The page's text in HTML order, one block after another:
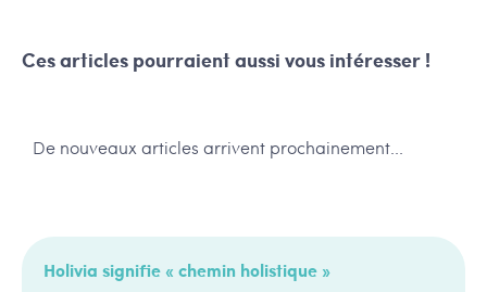
Ces articles pourraient aussi vous intéresser !
De nouveaux articles arrivent prochainement...
Holivia signifie « chemin holistique »